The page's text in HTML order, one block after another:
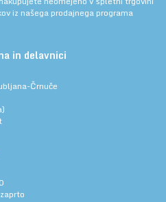
iz našega prodajnega programa
in delavnici
Črnuče